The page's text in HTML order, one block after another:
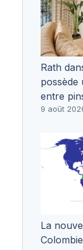
Rath
entre
9 août
La